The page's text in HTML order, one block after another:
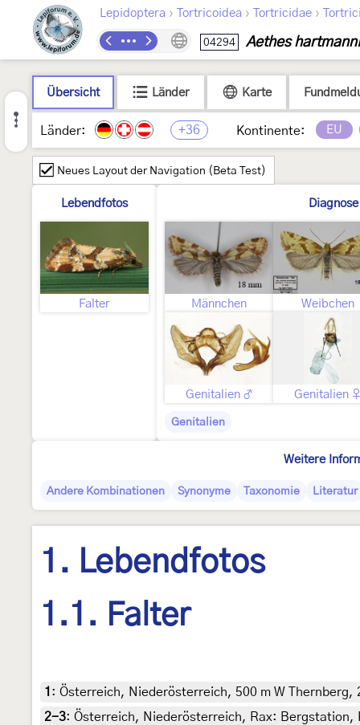
Lepidoptera › Tortricoidea › Tortricidae ›
04294 Aethes
Übersicht Länder Karte
Länder: +36 Kontinente: EU
Neues Layout der Navigation (Beta Test)
Lebendfotos
Falter
Diagnose
Männchen Weibchen
Genitalien ♂ Genitalien ♀
Genitalien
Weitere
Andere Kombinationen Synonyme Taxonomie Literatur
1. Lebendfotos
1.1. Falter
1 : Österreich, Niederösterreich, 500 m W
2-3: Österreich, Niederösterreich, Rax: Bergstation,